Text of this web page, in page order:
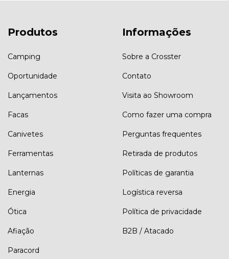
Produtos
Camping
Oportunidade
Lançamentos
Facas
Canivetes
Ferramentas
Lanternas
Energia
Ótica
Afiação
Paracord
Informações
Sobre a Crosster
Contato
Visita ao Showroom
Como fazer uma compra
Perguntas frequentes
Retirada de produtos
Políticas de garantia
Logística reversa
Política de privacidade
B2B / Atacado